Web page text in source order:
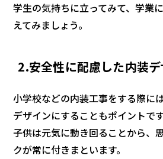
学生の気持ちに立ってみて、学業
えてみましょう。
2.安全性に配慮した内装
小学校などの内装工事をする際に
デザインにすることもポイントです
子供は元気に動き回ることから、
クが常に付きまといます。